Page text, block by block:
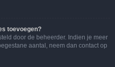
toevoegen?
door de beheerder. Indien je meer
aantal, neem dan contact op